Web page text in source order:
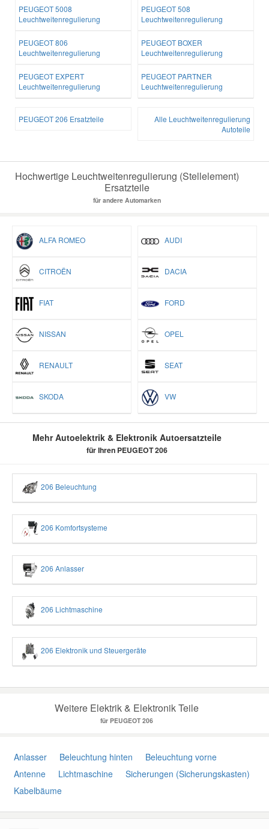
PEUGEOT 5008
Leuchtweitenregulierung
PEUGEOT 508
Leuchtweitenregulierung
PEUGEOT 806
Leuchtweitenregulierung
PEUGEOT BOXER
Leuchtweitenregulierung
PEUGEOT EXPERT
Leuchtweitenregulierung
PEUGEOT PARTNER
Leuchtweitenregulierung
PEUGEOT 206 Ersatzteile
Alle Leuchtweitenregulierung
Autoteile
Hochwertige Leuchtweitenregulierung (Stellelement)
Ersatzteile
für andere Automarken
ALFA ROMEO AUDI
CITROËN DACIA
FIAT FORD
NISSAN OPEL
RENAULT SEAT
SKODA VW
Mehr Autoelektrik & Elektronik Autoersatzteile
für Ihren PEUGEOT 206
206 Beleuchtung
206 Komfortsysteme
206 Anlasser
206 Lichtmaschine
206 Elektronik und Steuergeräte
Weitere Elektrik & Elektronik Teile
für PEUGEOT 206
Anlasser Beleuchtung hinten
Beleuchtung vorne
Antenne
Lichtmaschine
Sicherungen (Sicherungskasten)
Kabelbäume